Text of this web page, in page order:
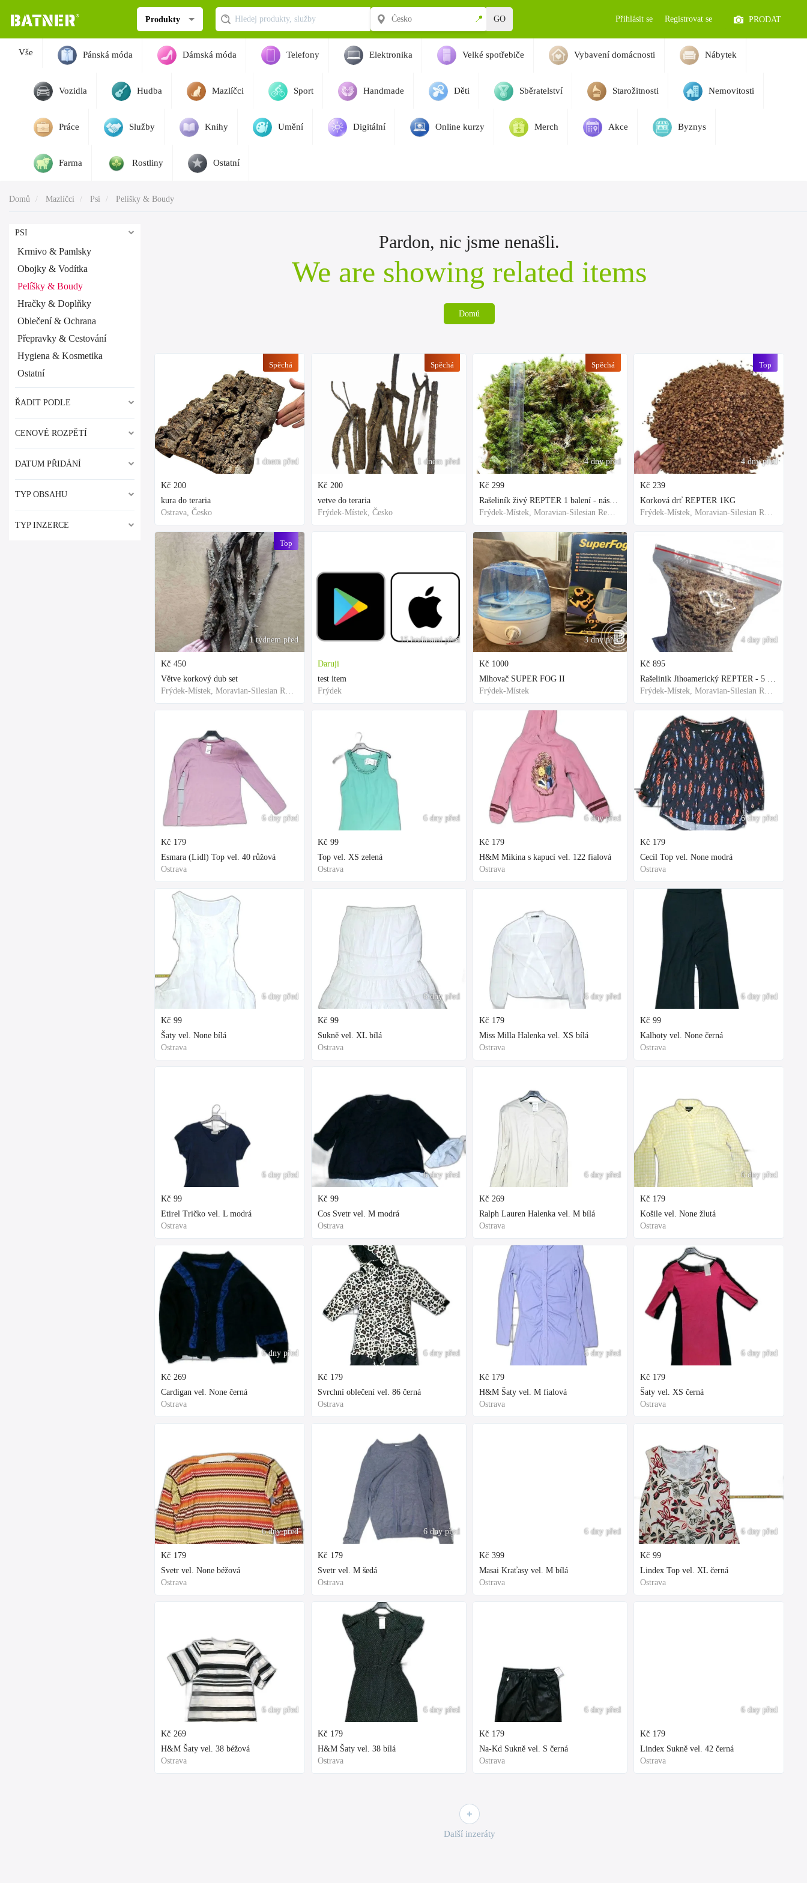
Produkty 📍 GO Přihlásit se Registrovat se PRODAT
Vše Pánská móda Dámská móda Telefony Elektronika Velké spotřebiče Vybavení domácnosti Nábytek
Vozidla Hudba Mazlíčci Sport Handmade Děti Sběratelství Starožitnosti Nemovitosti
Práce Služby Knihy Umění Digitální Online kurzy Merch Akce Byznys
Farma Rostliny Ostatní
Domů Mazlíčci Psi Pelíšky & Boudy
PSI
Krmivo & Pamlsky
Obojky & Vodítka
Pelíšky & Boudy
Hračky & Doplňky
Oblečení & Ochrana
Přepravky & Cestování
Hygiena & Kosmetika
Ostatní
ŘADIT PODLE
CENOVÉ ROZPĚTÍ
DATUM PŘIDÁNÍ
TYP OBSAHU
TYP INZERCE
Pardon, nic jsme nenašli.
We are showing related items
Domů
1 dnem před
Spěchá
Kč 200
kura do teraria
Ostrava, Česko
1 týdnem před
Top
Kč 450
Větve korkový dub set
Frýdek-Místek, Moravian-Silesian Region,Others
6 dny před
Kč 179
Esmara (Lidl) Top vel. 40 růžová
Ostrava
6 dny před
Kč 99
Šaty vel. None bílá
Ostrava
6 dny před
Kč 99
Etirel Tričko vel. L modrá
Ostrava
6 dny před
Kč 269
Cardigan vel. None černá
Ostrava
6 dny před
Kč 179
Svetr vel. None béžová
Ostrava
6 dny před
Kč 269
H&M Šaty vel. 38 béžová
Ostrava
1 dnem před
Spěchá
Kč 200
vetve do teraria
Frýdek-Místek, Česko
15 hodinami před
Daruji
test item
Frýdek
6 dny před
Kč 99
Top vel. XS zelená
Ostrava
6 dny před
Kč 99
Sukně vel. XL bílá
Ostrava
6 dny před
Kč 99
Cos Svetr vel. M modrá
Ostrava
6 dny před
Kč 179
Svrchní oblečení vel. 86 černá
Ostrava
6 dny před
Kč 179
Svetr vel. M šedá
Ostrava
6 dny před
Kč 179
H&M Šaty vel. 38 bílá
Ostrava
4 dny před
Spěchá
Kč 299
Rašeliník živý REPTER 1 balení - násada, TOP kvalita 30cm-30cm-8cm
Frýdek-Místek, Moravian-Silesian Region,Others
3 dny před
Kč 1000
Mlhovač SUPER FOG II
Frýdek-Místek
6 dny před
Kč 179
H&M Mikina s kapucí vel. 122 fialová
Ostrava
6 dny před
Kč 179
Miss Milla Halenka vel. XS bílá
Ostrava
6 dny před
Kč 269
Ralph Lauren Halenka vel. M bílá
Ostrava
6 dny před
Kč 179
H&M Šaty vel. M fialová
Ostrava
6 dny před
Kč 399
Masai Kraťasy vel. M bílá
Ostrava
6 dny před
Kč 179
Na-Kd Sukně vel. S černá
Ostrava
4 dny před
Top
Kč 239
Korková drť REPTER 1KG
Frýdek-Místek, Moravian-Silesian Region,Others
4 dny před
Kč 895
Rašelinik Jihoamerický REPTER - 5 balení - 500g -
Frýdek-Místek, Moravian-Silesian Region,Others
6 dny před
Kč 179
Cecil Top vel. None modrá
Ostrava
6 dny před
Kč 99
Kalhoty vel. None černá
Ostrava
6 dny před
Kč 179
Košile vel. None žlutá
Ostrava
6 dny před
Kč 179
Šaty vel. XS černá
Ostrava
6 dny před
Kč 99
Lindex Top vel. XL černá
Ostrava
6 dny před
Kč 179
Lindex Sukně vel. 42 černá
Ostrava
Další inzeráty